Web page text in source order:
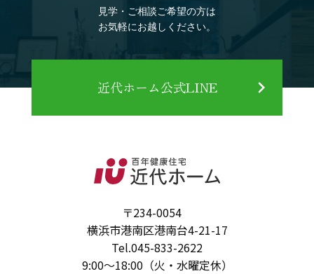
見学・ご相談ご希望の方は
お気軽にお越しください。
近代ホーム公式LINE
〒234-0054
横浜市港南区港南台4-21-17
Tel.045-833-2622
9:00～18:00（火・水曜定休）